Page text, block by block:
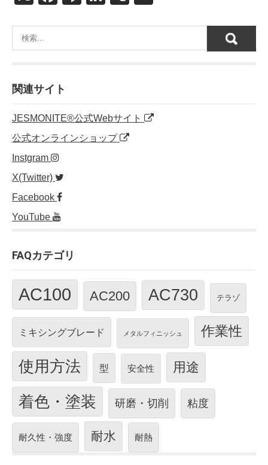
c
e
o
o
k
e
k
e
C
h
ail
関連サイト
JESMONITE®公式Webサイト
公式オンラインショップ
Instgram
X(Twitter)
Facebook
YouTube
FAQカテゴリ
AC100 AC200 AC730 テラゾ
ミキシングブレード メタルフィニッシュ 作業性
使用方法 型 安全性 用途
着色・塗装 研磨・切削 粘度
耐久性・強度 耐水 耐熱